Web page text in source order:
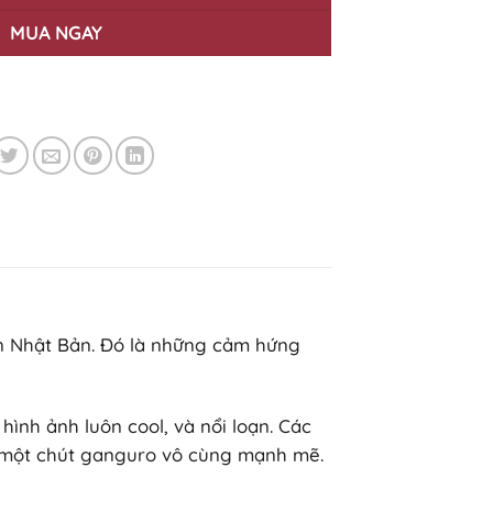
MUA NGAY
Bản. Đó là những cảm hứng
ảnh luôn cool, và nổi loạn. Các
chút ganguro vô cùng mạnh mẽ.